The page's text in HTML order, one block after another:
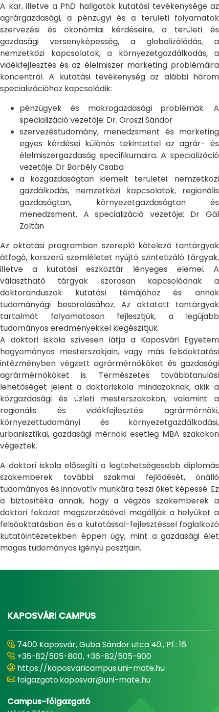
A kar, illetve a PhD hallgatók kutatási tevékenysége az
agrárgazdasági, a pénzügyi és a területi folyamatok
szervezési és ökonómiai kérdéseire, a területi és
gazdasági versenyképesség, a globalizálódás, a
nemzetközi kapcsolatok, a környezetgazdálkodás, a
vidékfejlesztés és az élelmiszer marketing problémáira
koncentrál. A kutatási tevékenység az alábbi három
specializációhoz kapcsolódik:
pénzügyek és makrogazdasági problémák. A
specializáció vezetője: Dr. Oroszi Sándor
szervezéstudomány, menedzsment és marketing
egyes kérdései különös tekintettel az agrár- és
élelmiszergazdaság specifikumaira. A specializáció
vezetője: Dr Borbély Csaba
a közgazdaságtan kiemelt területei: nemzetközi
gazdálkodás, nemzetközi kapcsolatok, regionális
gazdaságtan, környezetgazdaságtan és
menedzsment. A specializáció vezetője: Dr Gál
Zoltán
Az oktatási programban szereplő kötelező tantárgyak
átfogó, korszerű szemléletet nyújtó szintetizáló tárgyak,
illetve a kutatási eszköztár lényeges elemei. A
választható tárgyak szorosan kapcsolódnak a
doktoranduszok kutatási témájához és annak
tudományági besorolásához. Az oktatott tantárgyak
tartalmát folyamatosan fejlesztjük, a legújabb
tudományos eredményekkel kiegészítjük.
A doktori iskola szívesen látja a Kaposvári Egyetem
hagyományos mesterszakjain, vagy más felsőoktatási
intézményben végzett agrármérnököket és gazdasági
agrármérnököket is. Természetes továbbtanulási
lehetőséget jelent a doktoriskola mindazoknak, akik a
közgazdasági és üzleti mesterszakokon, valamint a
regionális és vidékfejlesztési agrármérnöki,
környezettudományi és környezetgazdálkodási,
urbanisztikai, gazdasági mérnöki esetleg MBA szakokon
végeztek.
A doktori iskola elősegíti a legtehetségesebb diplomás
szakemberek további szakmai fejlődését, önálló
tudományos és innovatív munkára teszi őket képessé. Ez
a biztosítéka annak, hogy a végzős szakemberek a
doktori fokozat megszerzésével megállják a helyüket a
felsőoktatásban és a kutatással-fejlesztéssel foglalkozó
kutatóintézetekben éppen úgy, mint a gazdasági élet
magas tudományos igényű posztjain.
KAPOSVÁRI CAMPUS
7400 Kaposvár, Guba Sándor utca 40., Pf.: 16.
+36-82/505-800, +36-82/505-900
https://kaposvaricampus.uni-mate.hu
foigazgato.kaposvar@uni-mate.hu
Campus-főigazgató